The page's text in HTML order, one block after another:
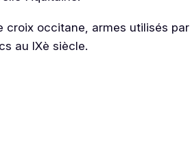
croix occitane, armes utilisés par
au IXè siècle.